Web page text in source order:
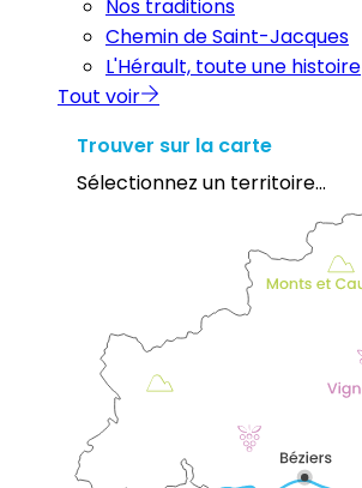
Nos traditions
Chemin de Saint-Jacques
L'Hérault, toute une histoire
Tout voir
Trouver sur la carte
Sélectionnez un territoire...